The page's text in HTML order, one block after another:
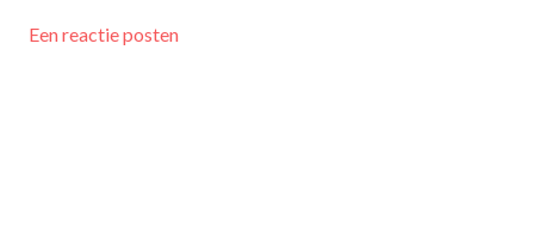
Een reactie posten